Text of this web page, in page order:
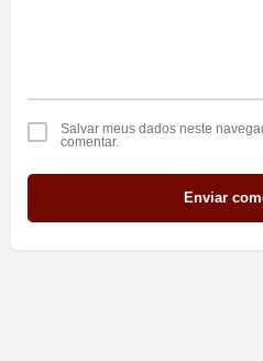
Salvar meus dados neste
comentar.
Enviar